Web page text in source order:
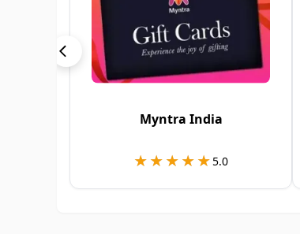
Myntra India
★★★★★
★★★★★5.0